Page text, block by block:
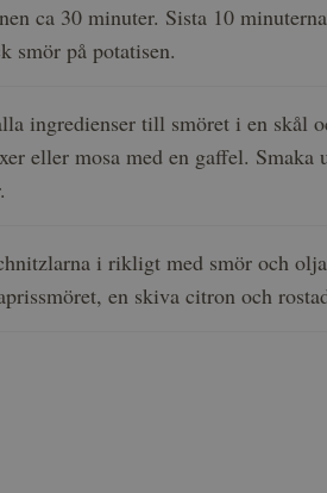
ca 30 minuter. Sista 10
smör på potatisen.
ingredienser till smöret i en skål
eller mosa med en gaffel. Smaka
i rikligt med smör och
en skiva citron och